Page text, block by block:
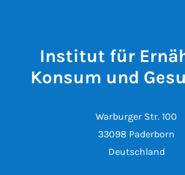
Institut für
Konsum und
Warburger Str. 100
33098 Paderborn
Deutschland